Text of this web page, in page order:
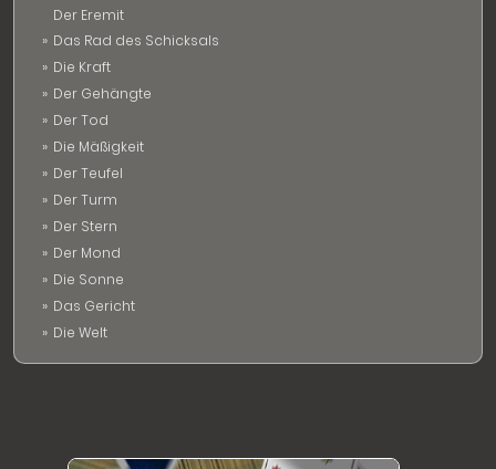
Der Eremit
Das Rad des Schicksals
Die Kraft
Der Gehängte
Der Tod
Die Mäßigkeit
Der Teufel
Der Turm
Der Stern
Der Mond
Die Sonne
Das Gericht
Die Welt